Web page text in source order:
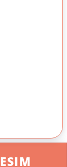
ESIM